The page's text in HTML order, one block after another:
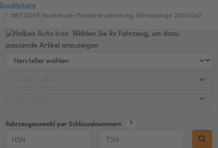
Druckleitung
METZGER Hochdruck-/Niederdruckleitung, Klimaanlage 2360063
Wählen Sie ihr Fahrzeug, um dazu
passende Artikel anzuzeigen
Fahrzeugauswahl per Schlüsselnummern